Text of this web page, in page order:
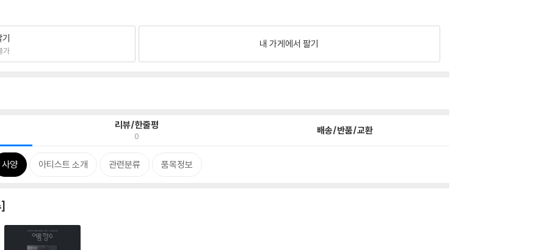
가
내 가게에서 팔기
리뷰/한줄평
0 배송/반품/교환
사양 아티스트 소개 관련분류 품목정보